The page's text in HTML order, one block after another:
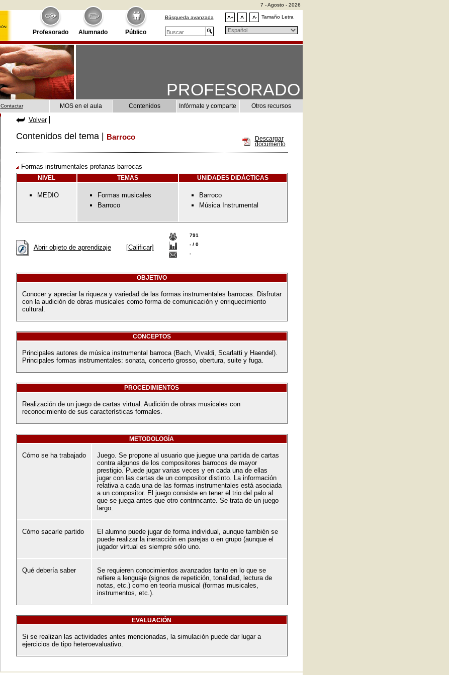
Profesorado Alumnado Público
7 - Agosto - 2026
Búsqueda avanzada Tamaño Letra
PROFESORADO
Contactar MOS en el aula Contenidos Infórmate y comparte Otros recursos
Volver
Descargar
documento
Contenidos del tema | Barroco
Formas instrumentales profanas barrocas
NIVEL TEMAS UNIDADES DIDÁCTICAS
MEDIO
Formas musicales
Barroco
Barroco
Música Instrumental
Abrir objeto de aprendizaje [Calificar]
791
- / 0
-
OBJETIVO
Conocer y apreciar la riqueza y variedad de las formas instrumentales barrocas. Disfrutar
con la audición de obras musicales como forma de comunicación y enriquecimiento
cultural.
CONCEPTOS
Principales autores de música instrumental barroca (Bach, Vivaldi, Scarlatti y Haendel).
Principales formas instrumentales: sonata, concerto grosso, obertura, suite y fuga.
PROCEDIMIENTOS
Realización de un juego de cartas virtual. Audición de obras musicales con
reconocimiento de sus características formales.
METODOLOGÍA
Cómo se ha trabajado
Juego. Se propone al usuario que juegue una partida de cartas
contra algunos de los compositores barrocos de mayor
prestigio. Puede jugar varias veces y en cada una de ellas
jugar con las cartas de un compositor distinto. La información
relativa a cada una de las formas instrumentales está asociada
a un compositor. El juego consiste en tener el trio del palo al
que se juega antes que otro contrincante. Se trata de un juego
largo.
Cómo sacarle partido
El alumno puede jugar de forma individual, aunque también se
puede realizar la ineracción en parejas o en grupo (aunque el
jugador virtual es siempre sólo uno.
Qué debería saber
Se requieren conocimientos avanzados tanto en lo que se
refiere a lenguaje (signos de repetición, tonalidad, lectura de
notas, etc.) como en teoría musical (formas musicales,
instrumentos, etc.).
EVALUACIÓN
Si se realizan las actividades antes mencionadas, la simulación puede dar lugar a
ejercicios de tipo heteroevaluativo.